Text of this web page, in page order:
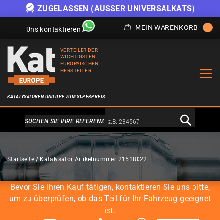
ZUGELASSEN (AUSSER UNIVERSALKATS)
Uns kontaktieren MEIN WARENKORB
VERTEILER DER
WICHTIGSTEN
EUROPÄISCHEN
HERSTELLER
KATALYSATOREN UND DPF ZUM SUPERPREIS
Alternativa a Doofinder
SUCHEN SIE IHRE REFERENZ
KATALYSATOREN
Startseite Katalysator Artikelnummer 21518022
Bevor Sie Ihren Kauf tätigen, kontaktieren Sie uns bitte,
um zu überprüfen, ob das Teil für Ihr Fahrzeug geeignet
ist.